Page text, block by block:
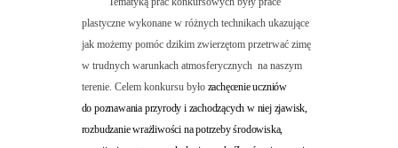
plastyczne wykonane w różnych technikach ukazujące
jak możemy pomóc dzikim zwierzętom przetrwać zimę
w trudnych warunkach atmosferycznych na naszym
terenie. Celem konkursu było zachęcenie uczniów
do poznawania przyrody i zachodzących w niej zjawisk,
rozbudzanie wrażliwości na potrzeby środowiska,